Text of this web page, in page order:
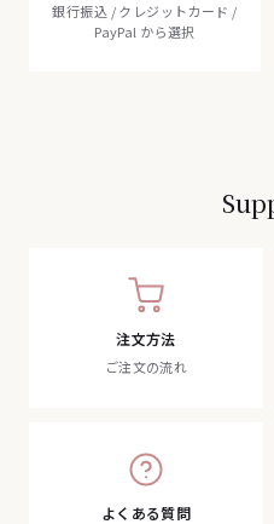
銀行振込 / クレジットカード /
PayPal から選択
注文方法
ご注文の流れ
よくある質問